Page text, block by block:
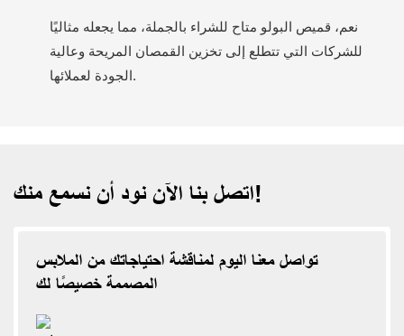
نعم، قميص البولو متاح للشراء بالجملة، مما يجعله مثاليًا
للشركات التي تتطلع إلى تخزين القمصان المريحة وعالية
الجودة لعملائها.
اتصل بنا الآن نود أن نسمع منك!
تواصل معنا اليوم لمناقشة احتياجاتك من الملابس
المصممة خصيصًا لك